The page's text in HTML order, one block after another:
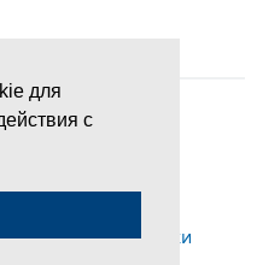
для
с
данных
и условия обработки